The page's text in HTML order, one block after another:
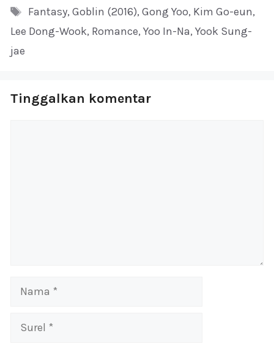
Tag
Fantasy, Goblin (2016), Gong Yoo, Kim Go-eun,
Lee Dong-Wook, Romance, Yoo In-Na, Yook Sung-
jae
Tinggalkan komentar
Nama
Surel